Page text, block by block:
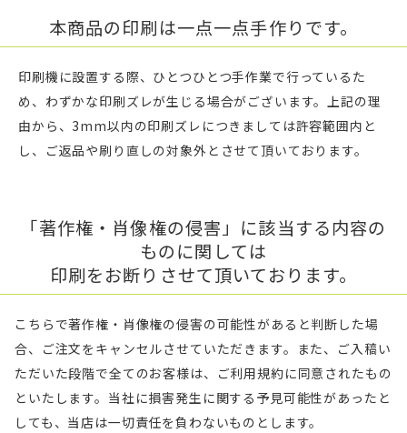
本商品の印刷は一点一点手作りです。
印刷機に設置する際、ひとつひとつ手作業で行っているた
め、わずかな印刷ズレが生じる場合がございます。上記の理
由から、3mm以内の印刷ズレにつきましては許容範囲内と
し、ご返品や刷り直しの対象外とさせて頂いております。
「著作権・肖像権の侵害」に該当する内容の
ものに関しては
印刷をお断りさせて頂いております。
こちらで著作権・肖像権の侵害の可能性があると判断した場
合、ご注文をキャンセルさせていただきます。また、ご入稿い
ただいた段階で全てのお客様は、ご利用規約に同意されたもの
といたします。当社に損害発生に関する予見可能性があったと
しても、当店は一切責任を負わないものとします。